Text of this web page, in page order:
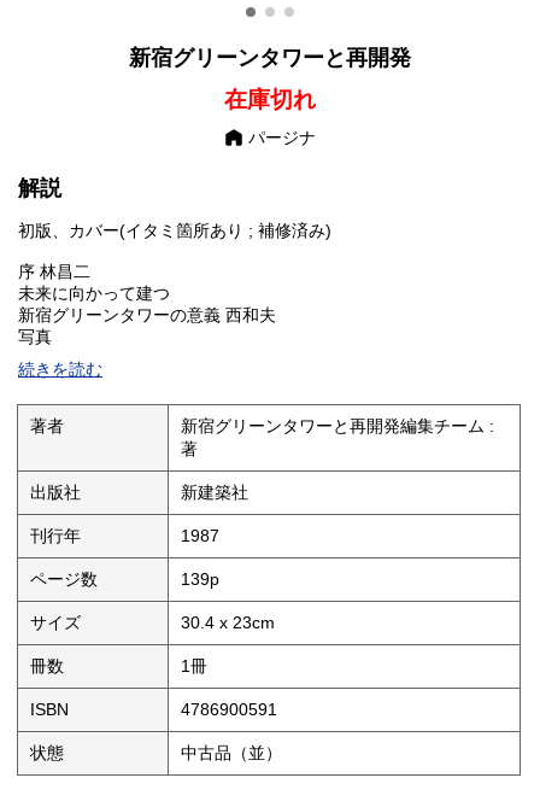
新宿グリーンタワーと再開発
在庫切れ
パージナ
解説
初版、カバー(イタミ箇所あり ; 補修済み)
序 林昌二
未来に向かって建つ
新宿グリーンタワーの意義 西和夫
写真
鼎談
新宿グリーンタワー テナントビルの近未来 野田一夫·林昌二·佐藤
嘉剛
計画
施工
ルポルタージュ
新宿グリーンタワーと
その再開発を見る 松葉一清
年譜
続きを読む
著者
新宿グリーンタワーと再開発編集チーム :
著
出版社 新建築社
刊行年 1987
ページ数 139p
サイズ 30.4 x 23cm
冊数 1冊
ISBN 4786900591
状態 中古品（並）